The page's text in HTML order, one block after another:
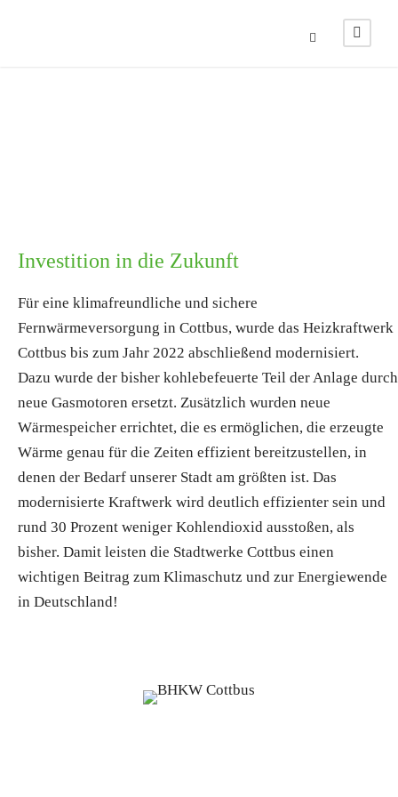
Investition in die Zukunft
Für eine klimafreundliche und sichere
Fernwärmeversorgung in Cottbus, wurde das Heizkraftwerk
Cottbus bis zum Jahr 2022 abschließend modernisiert.
Dazu wurde der bisher kohlebefeuerte Teil der Anlage durch
neue Gasmotoren ersetzt. Zusätzlich wurden neue
Wärmespeicher errichtet, die es ermöglichen, die erzeugte
Wärme genau für die Zeiten effizient bereitzustellen, in
denen der Bedarf unserer Stadt am größten ist. Das
modernisierte Kraftwerk wird deutlich effizienter sein und
rund 30 Prozent weniger Kohlendioxid ausstoßen, als
bisher. Damit leisten die Stadtwerke Cottbus einen
wichtigen Beitrag zum Klimaschutz und zur Energiewende
in Deutschland!